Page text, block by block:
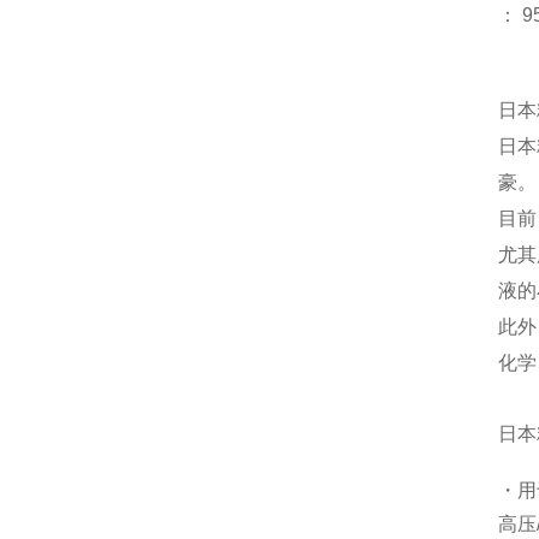
：
日
日
豪
目
尤
液
此
化
日
・
高